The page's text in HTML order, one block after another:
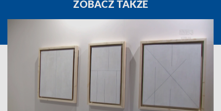
ZOBACZ TAKŻE